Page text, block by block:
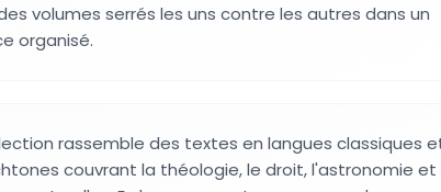
volumes serrés les uns contre les autres dans un
organisé.
rassemble des textes en langues classiques
couvrant la théologie, le droit, l'astronomie et